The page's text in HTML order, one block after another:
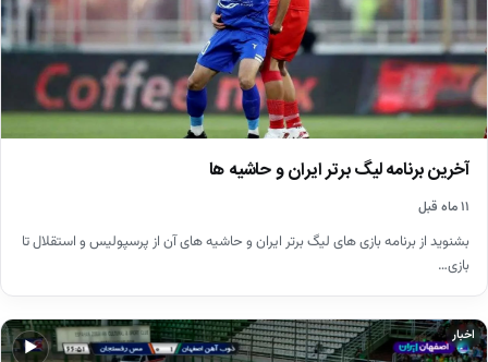
آخرین برنامه لیگ برتر ایران و حاشیه ها
۱۱ ماه قبل
بشنوید از برنامه بازی های لیگ برتر ایران و حاشیه های آن از پرسپولیس و استقلال تا
بازی…
▶
اخبار